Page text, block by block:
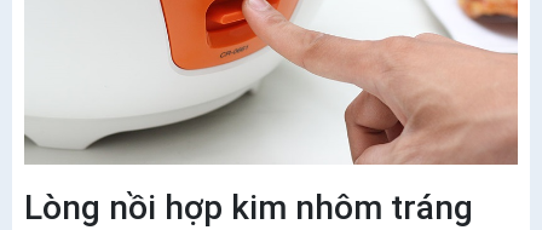
Lòng nồi hợp kim nhôm tráng